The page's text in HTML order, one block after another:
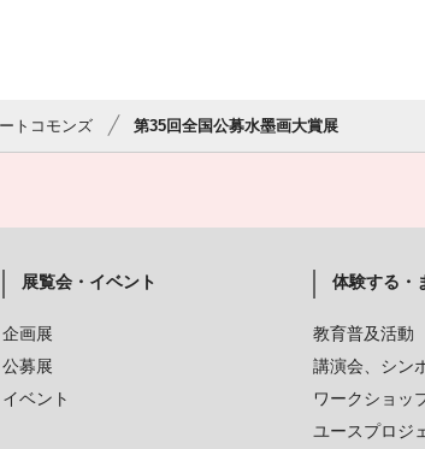
トコモンズ 第35回全国公募水墨画大賞展
展覧会・イベント
企画展
公募展
イベント
体験する・
教育普及活動
講演会、シン
ワークショッ
ユースプロジ